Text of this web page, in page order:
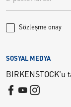
Sözleşme onay
SOSYAL MEDYA
BIRKENSTOCK'u